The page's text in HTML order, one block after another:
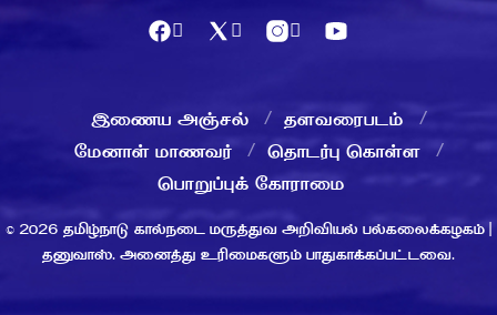
இணைய அஞ்சல்
தளவரைபடம்
மேனாள் மாணவர்
தொடர்பு கொள்ள
பொறுப்புக் கோராமை
© 2026 தமிழ்நாடு கால்நடை மருத்துவ அறிவியல் பல்கலைக்கழகம் |
தனுவாஸ். அனைத்து உரிமைகளும் பாதுகாக்கப்பட்டவை.